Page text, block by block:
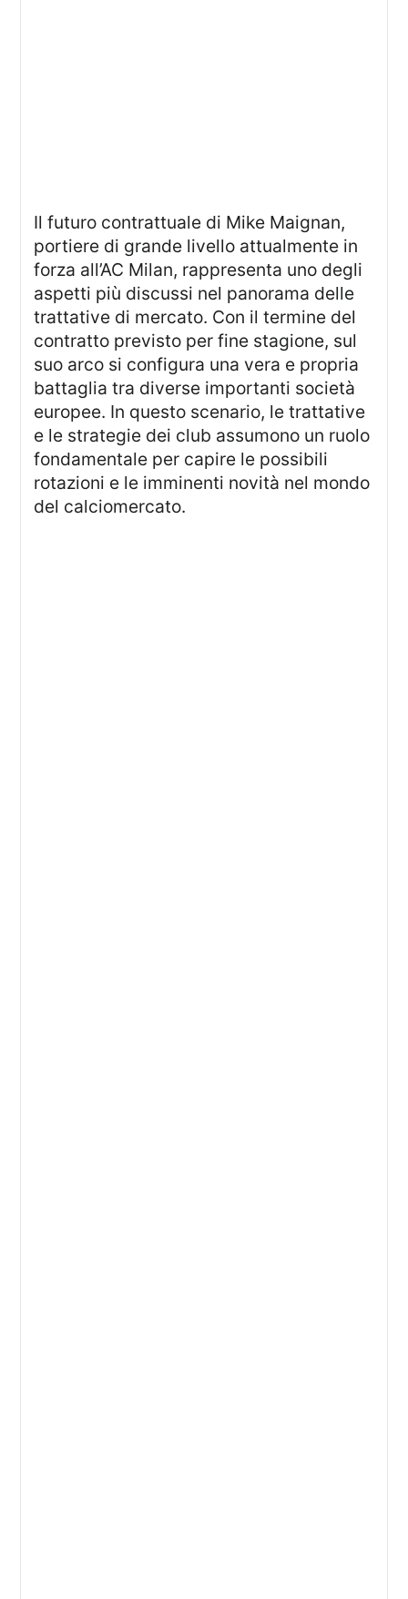
Il futuro contrattuale di Mike Maignan,
portiere di grande livello attualmente in
forza all’AC Milan, rappresenta uno degli
aspetti più discussi nel panorama delle
trattative di mercato. Con il termine del
contratto previsto per fine stagione, sul
suo arco si configura una vera e propria
battaglia tra diverse importanti società
europee. In questo scenario, le trattative
e le strategie dei club assumono un ruolo
fondamentale per capire le possibili
rotazioni e le imminenti novità nel mondo
del calciomercato.